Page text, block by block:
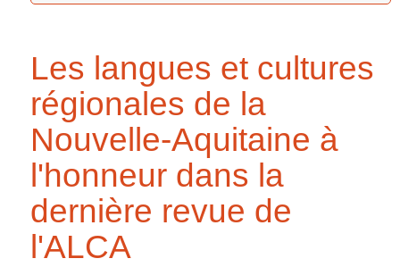
Les langues et cultures
régionales de la
Nouvelle-Aquitaine à
l'honneur dans la
dernière revue de
l'ALCA